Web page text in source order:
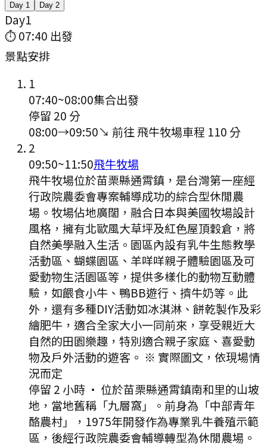
Day 1 Day 2
Day1
⏱07:40 出發
景點安排
1
07:40~08:00集合出發
停留 20 分
08:00→09:50↘ 前往 飛牛牧場車程 110 分
2
09:50~11:50飛牛牧場
飛牛牧場位於苗栗縣通霄鎮，是台灣第一座經
行政院農委會專案輔導成功的綜合型休閒農
場。牧場佔地廣闊，融合日本與美國牧場設計
風格，擁有北歐風大草坪及紅色屋頂穀倉，將
自然美學融入生活。園區內設有乳牛生態教學
活動區、蝴蝶園區、羊咩咩親子體驗園區及可
愛動物生活園區等，提供多樣化的動物互動體
驗，如餵食小牛、鴨BB遊行、擠牛奶等。此
外，還有多種DIY活動如冰淇淋、餅乾製作及彩
繪肥牛，適合全家大小一同前來，享受親近大
自然的田園樂趣，特別適合親子家庭、喜愛動
物及戶外活動的遊客。 ※ 實際圖文，依現場情
況而定
停留 2 小時 · 位於苗栗縣通霄鎮南和里的山坡
地，當地舊稱「九層窩」。前身為「中部青年
酪農村」，1975年開發作為專業乳牛養殖示範
區，後經行政院農委會輔導轉型為休閒農場。